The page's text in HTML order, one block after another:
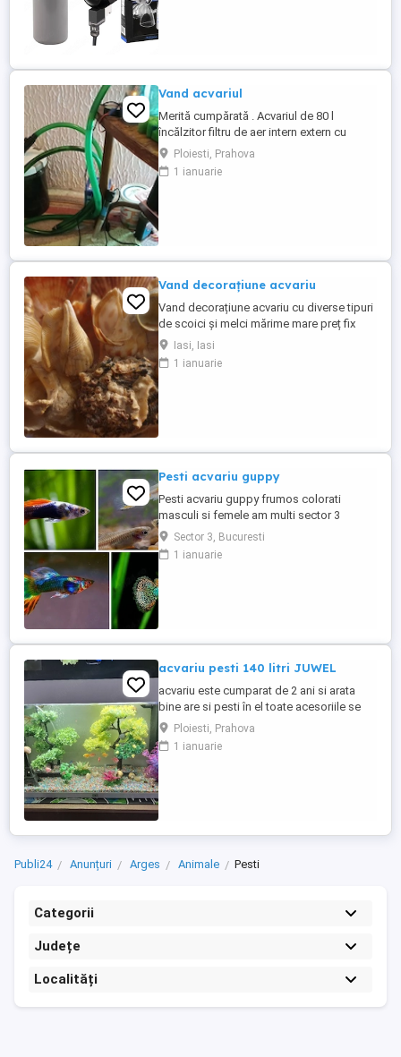
Vand acvariul
Merită cumpărată . Acvariul de 80 l
încălzitor filtru de aer intern extern cu
decoruri .
Ploiesti, Prahova
1 ianuarie
Vand decorațiune acvariu
Vand decorațiune acvariu cu diverse tipuri
de scoici și melci mărime mare preț fix
Iasi, Iasi
1 ianuarie
Pesti acvariu guppy
Pesti acvariu guppy frumos colorati
masculi si femele am multi sector 3
Sector 3, Bucuresti
1 ianuarie
acvariu pesti 140 litri JUWEL
acvariu este cumparat de 2 ani si arata
bine are si pesti în el toate acesoriile se
vinde cu tot cu pestisori si melci
Ploiesti, Prahova
1 ianuarie
Publi24 Anunțuri Arges Animale Pesti
Categorii
Județe
Localități